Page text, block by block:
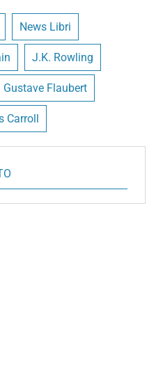
News Libri
J.K. Rowling
Gustave Flaubert
Carroll